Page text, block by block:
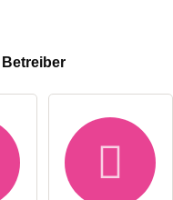
Betreiber